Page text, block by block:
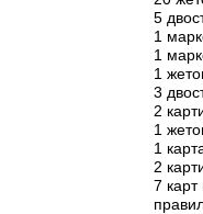
5
1
1
1
3
2
1
1
2
7 карт